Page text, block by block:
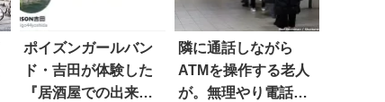
ポイズンガールバン
ド・吉田が体験した
『居酒屋での出来
隣に通話しながら
ATMを操作する老人
が。無理やり電話を